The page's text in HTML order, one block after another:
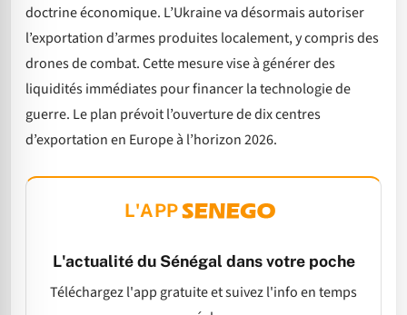
doctrine économique. L’Ukraine va désormais autoriser
l’exportation d’armes produites localement, y compris des
drones de combat. Cette mesure vise à générer des
liquidités immédiates pour financer la technologie de
guerre. Le plan prévoit l’ouverture de dix centres
d’exportation en Europe à l’horizon 2026.
L'APP
L'actualité du Sénégal dans votre poche
Téléchargez l'app gratuite et suivez l'info en temps